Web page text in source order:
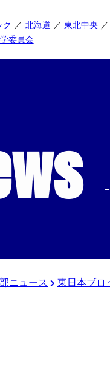
ク 北海道 東北中央
委員会
ニュース 東日本ブロ